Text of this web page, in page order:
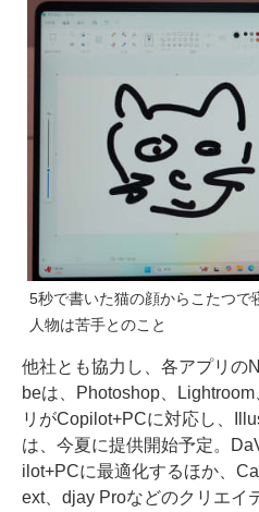
5秒で書いた猫の顔からこたつで
人物は苦手とのこと
他社とも協力し、各アプリの
beは、Photoshop、
リがCopilot+PCに対応し、
は、今夏に提供開始予定。
ilot+PCに最適化するほか、
ext、djay Proなどのクリエイ